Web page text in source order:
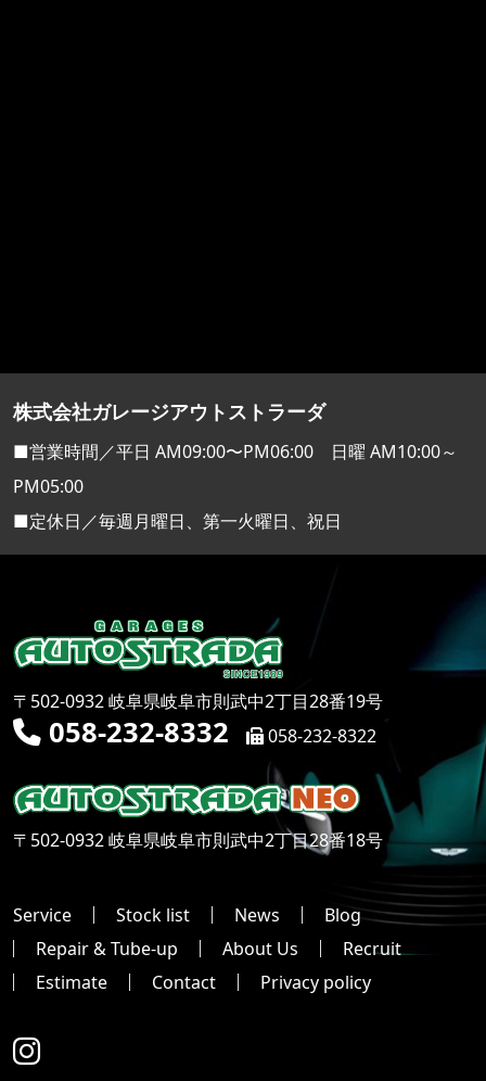
株式会社ガレージアウトストラーダ
■営業時間／平日 AM09:00〜PM06:00 日曜 AM10:00～
PM05:00
■定休日／毎週月曜日、第一火曜日、祝日
〒502-0932 岐阜県岐阜市則武中2丁目28番19号
058-232-8332 058-232-8322
〒502-0932 岐阜県岐阜市則武中2丁目28番18号
Service Stock list News
Blog
Repair & Tube-up
About Us
Recruit
Estimate
Contact Privacy policy